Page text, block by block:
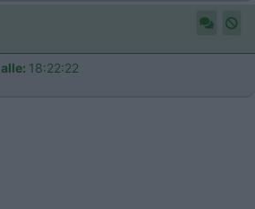
alle: 18:22:22